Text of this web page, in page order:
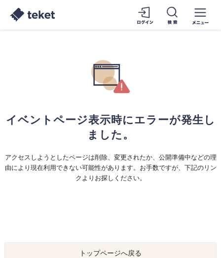
イベントページ表示時にエラーが発生し
ました。
アクセスしようとしたページは削除、変更されたか、公開準備中などの理
由により現在利用できない可能性があります。お手数ですが、下記のリン
クよりお探しください。
トップページへ戻る